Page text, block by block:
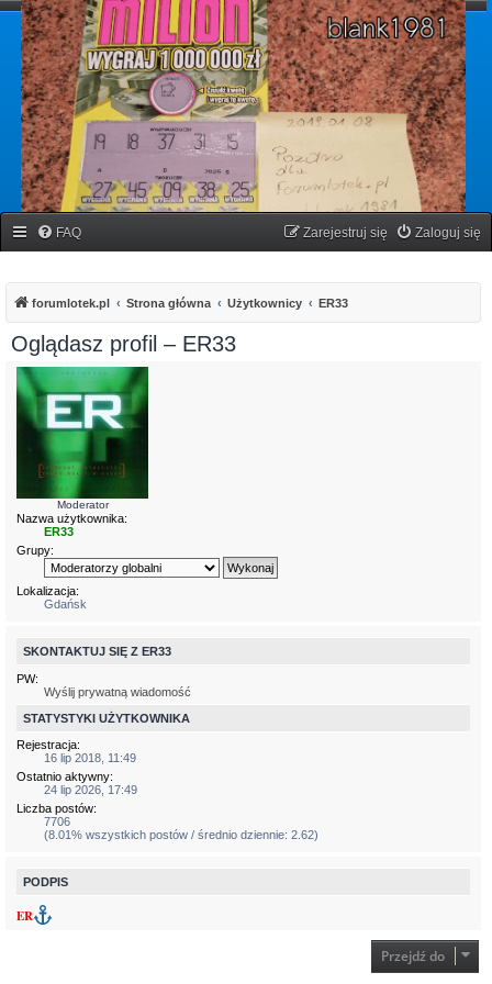
forumlotek.pl
Forum gier liczbowych
FAQ Zaloguj się
Zarejestruj się
forumlotek.pl Strona główna Użytkownicy ER33
Oglądasz profil – ER33
Moderator
Nazwa użytkownika:
ER33
Grupy:
Lokalizacja:
Gdańsk
SKONTAKTUJ SIĘ Z ER33
PW:
Wyślij prywatną wiadomość
STATYSTYKI UŻYTKOWNIKA
Rejestracja:
16 lip 2018, 11:49
Ostatnio aktywny:
24 lip 2026, 17:49
Liczba postów:
7706
(8.01% wszystkich postów / średnio dziennie: 2.62)
PODPIS
ER
Przejdź do